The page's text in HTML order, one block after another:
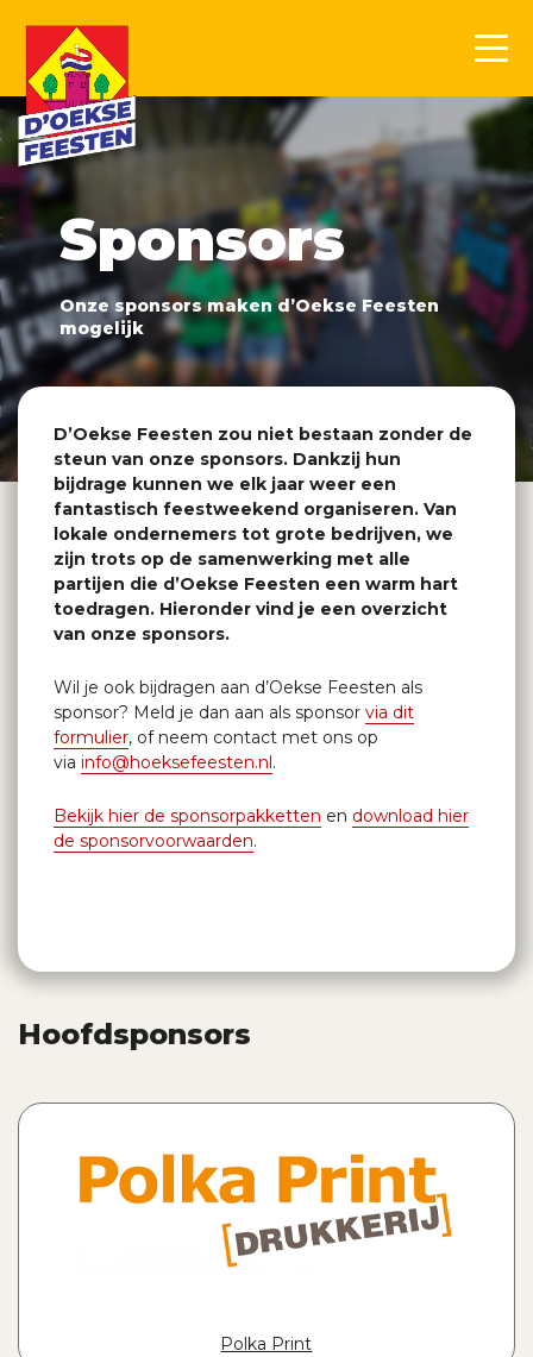
Sponsors
Onze sponsors maken d’Oekse Feesten
mogelijk
D’Oekse Feesten zou niet bestaan zonder de
steun van onze sponsors. Dankzij hun
bijdrage kunnen we elk jaar weer een
fantastisch feestweekend organiseren. Van
lokale ondernemers tot grote bedrijven, we
zijn trots op de samenwerking met alle
partijen die d’Oekse Feesten een warm hart
toedragen. Hieronder vind je een overzicht
van onze sponsors.
Wil je ook bijdragen aan d’Oekse Feesten als
sponsor? Meld je dan aan als sponsor via dit
formulier, of neem contact met ons op
via info@hoeksefeesten.nl.
Bekijk hier de sponsorpakketten en download hier
de sponsorvoorwaarden.
Hoofdsponsors
Polka Print